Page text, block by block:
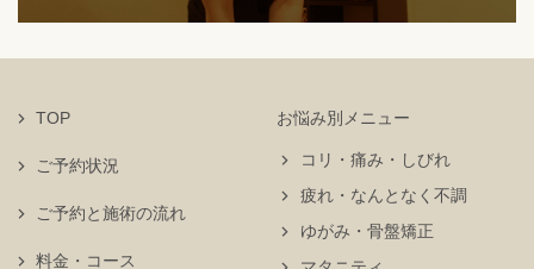
TOP
ご予約状況
お悩み別メニュー
コリ・痛み・しびれ
疲れ・なんとなく不調
ゆがみ・骨盤矯正
ご予約と施術の流れ
料金・コース